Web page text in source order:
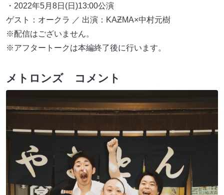
・2022年5月8日(日)13:00公演
ゲスト：オークラ ／ 出演：KAƵMA×中村元樹
※配信はございません。
※アフタートークは本編終了後に行います。
メトロンズ コメント